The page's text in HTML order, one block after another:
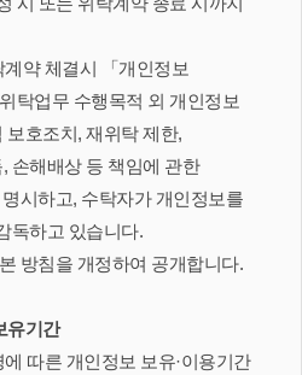
계약 체결시 「개인정보
탁업무 수행목적 외 개인정보
보호조치, 재위탁 제한,
손해배상 등 책임에 관한
시하고, 수탁자가 개인정보를
독하고 있습니다.
방침을 개정하여 공개합니다.
유기간
에 따른 개인정보 보유·이용기간